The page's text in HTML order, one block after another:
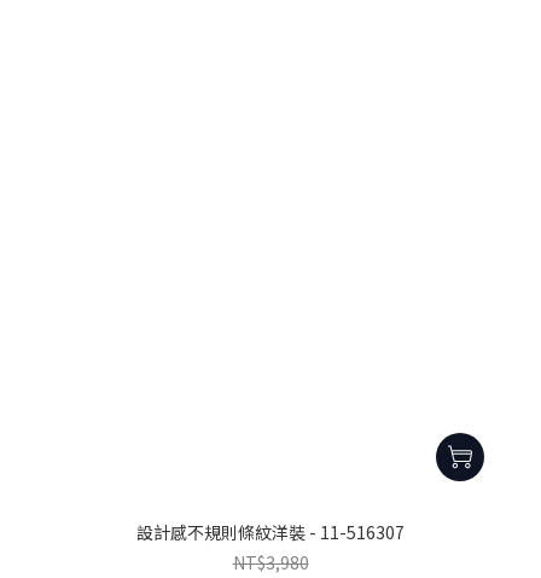
設計感不規則條紋洋裝 - 11-516307
NT$3,980